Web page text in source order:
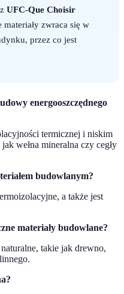
UFC-Que Choisir
zwraca się w
przez co jest
energooszczędnego
termicznej i niskim
wełna mineralna czy cegły
budowlanym?
a także jest
materiały budowlane?
takie jak drewno,